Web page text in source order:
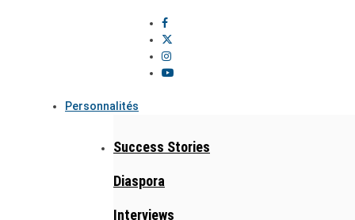
Personnalités
Success Stories
Diaspora
Interviews